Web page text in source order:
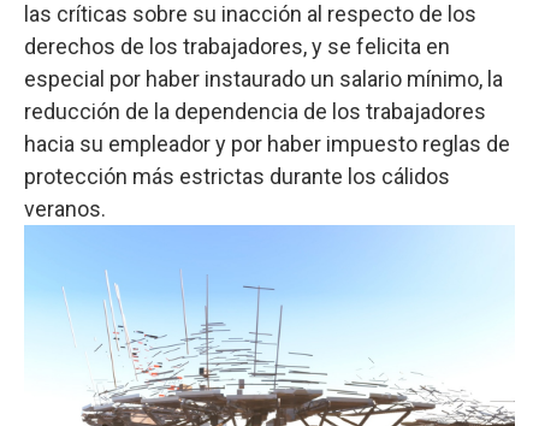
las críticas sobre su inacción al respecto de los
derechos de los trabajadores, y se felicita en
especial por haber instaurado un salario mínimo, la
reducción de la dependencia de los trabajadores
hacia su empleador y por haber impuesto reglas de
protección más estrictas durante los cálidos
veranos.